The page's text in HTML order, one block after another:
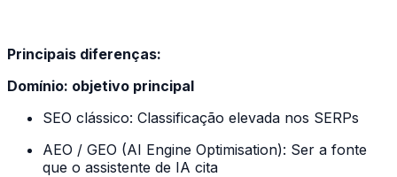
Principais diferenças:
Domínio: objetivo principal
SEO clássico: Classificação elevada nos SERPs
AEO / GEO (AI Engine Optimisation): Ser a fonte
que o assistente de IA cita